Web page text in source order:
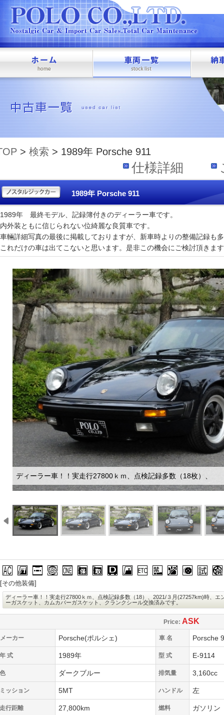
> 検索 > 1989年 Porsche 911
仕様詳細
1989年 Porsche 911
1989年 最終モデル、記録簿付きのディーラー車です。
内外装ともに信じられない位綺麗な良質車です。
車輛詳細写真の最後に掲載しておりますが、新車時よりの整備記録も
これだけの車は出てこないと思います。是非この機会にご検討頂きま
ディーラー車！！実走行27800ｋｍ、点検記録多数（18枚）、
エアコン/クーラー
パワーウィンドウ
カセット/ステレオ
ABS 新車時保証書
取扱説明書整備手帳/記録簿
ディーラー車
集中ドアロック
ETC 禁煙車ペット同乗歴
スペアタ
試
[その他装備]
ディーラー車！！実走行27800ｋｍ、点検記録多数（18）、2021/３月(27257km)時、
ーガスケット、カムカバーガスケット、クランクシール交換済みです。
Price: ASK
メーカー Porsche(ポルシェ) 車 名 Porsche
式 1989年 型 式 E-9114
ダークブルー 排気量 3,160cc
ッション 5MT ハンドル 左
行距離 27,800km 燃料 ガソリン